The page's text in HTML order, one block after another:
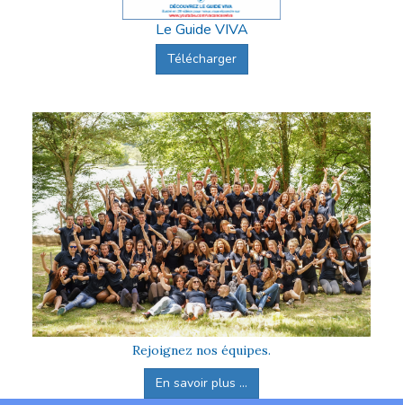
Le Guide VIVA
Télécharger
Rejoignez nos équipes.
En savoir plus ...